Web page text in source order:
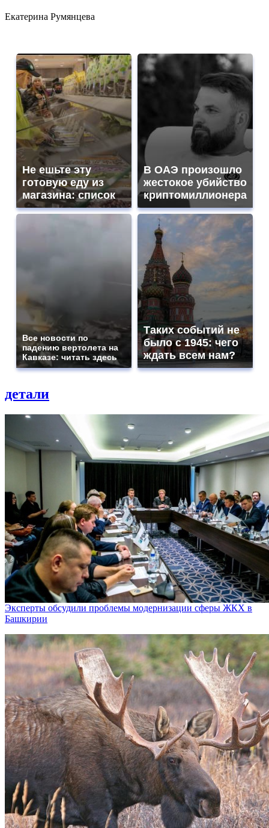
Екатерина Румянцева
Не ешьте эту
готовую еду из
магазина: список
В ОАЭ произошло
жестокое убийство
криптомиллионера
Все новости по
падению вертолета на
Кавказе: читать здесь
Таких событий не
было с 1945: чего
ждать всем нам?
детали
Эксперты обсудили проблемы модернизации сферы ЖКХ в
Башкирии